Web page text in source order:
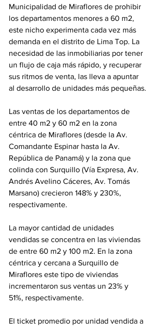
Municipalidad de Miraflores de prohibir
los departamentos menores a 60 m2,
este nicho experimenta cada vez más
demanda en el distrito de Lima Top. La
necesidad de las inmobiliarias por tener
un flujo de caja más rápido, y recuperar
sus ritmos de venta, las lleva a apuntar
al desarrollo de unidades más pequeñas.
Las ventas de los departamentos de
entre 40 m2 y 60 m2 en la zona
céntrica de Miraflores (desde la Av.
Comandante Espinar hasta la Av.
República de Panamá) y la zona que
colinda con Surquillo (Vía Expresa, Av.
Andrés Avelino Cáceres, Av. Tomás
Marsano) crecieron 148% y 230%,
respectivamente.
La mayor cantidad de unidades
vendidas se concentra en las viviendas
de entre 60 m2 y 100 m2. En la zona
céntrica y cercana a Surquillo de
Miraflores este tipo de viviendas
incrementaron sus ventas un 23% y
51%, respectivamente.
El ticket promedio por unidad vendida a